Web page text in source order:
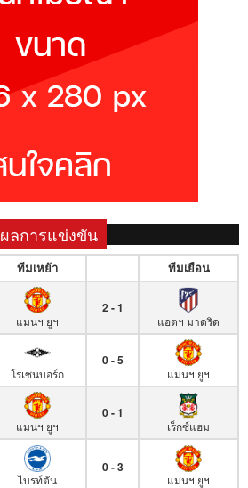
ผลการแข่งขัน
ทีมเหย้า ทีมเยือน
แมนฯ ยูฯ
2 - 1
แอตฯ มาดริด
โรเซนบอร์ก
0 - 5
แมนฯ ยูฯ
แมนฯ ยูฯ
0 - 1
เร็กซ์แฮม
ไบรท์ตัน
0 - 3
แมนฯ ยูฯ